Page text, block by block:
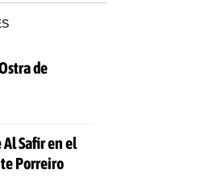
de
Safir en el
Porreiro